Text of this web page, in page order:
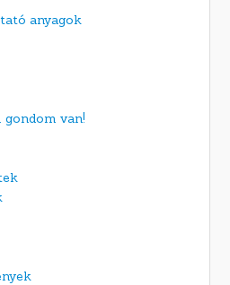
anyagok
van!